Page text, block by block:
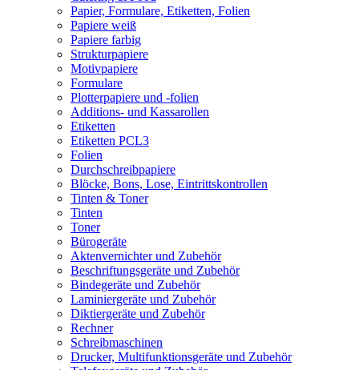
Papier, Formulare, Etiketten, Folien
Papiere weiß
Papiere farbig
Strukturpapiere
Motivpapiere
Formulare
Plotterpapiere und -folien
Additions- und Kassarollen
Etiketten
Etiketten PCL3
Folien
Durchschreibpapiere
Blöcke, Bons, Lose, Eintrittskontrollen
Tinten & Toner
Tinten
Toner
Bürogeräte
Aktenvernichter und Zubehör
Beschriftungsgeräte und Zubehör
Bindegeräte und Zubehör
Laminiergeräte und Zubehör
Diktiergeräte und Zubehör
Rechner
Schreibmaschinen
Drucker, Multifunktionsgeräte und Zubehör